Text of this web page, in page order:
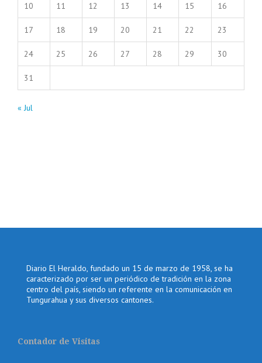
10 11 12 13 14 15 16
17 18 19 20 21 22 23
24 25 26 27 28 29 30
31
« Jul
Diario El Heraldo, fundado un 15 de marzo de 1958, se ha
caracterizado por ser un periódico de tradición en la zona
centro del país, siendo un referente en la comunicación en
Tungurahua y sus diversos cantones.
Contador de Visitas